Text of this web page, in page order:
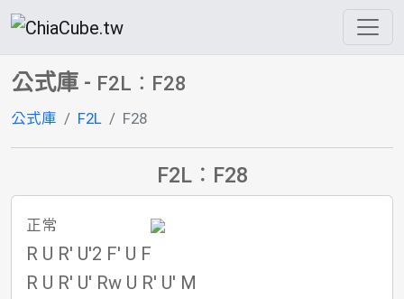
公式庫 - F2L：F28
公式庫 F2L F28
F2L：F28
正常
R U R' U'2 F' U F
R U R' U' Rw U R' U' M